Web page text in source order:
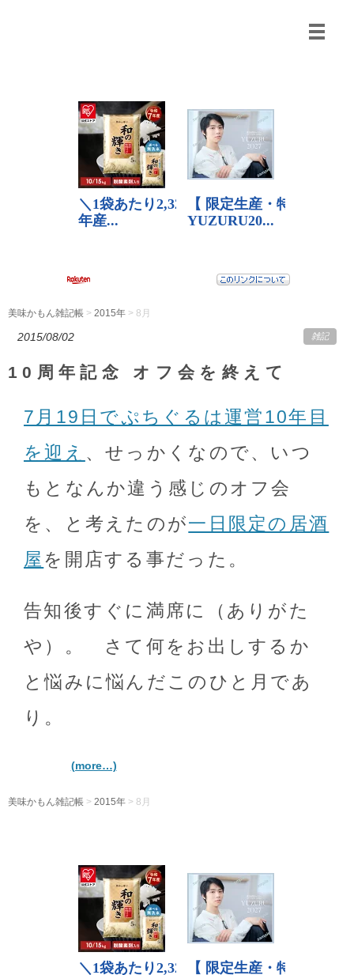
美味かもん雑記帳 > 2015年 > 8月
2015/08/02 雑記
10周年記念 オフ会を終えて
7月19日でぷちぐるは運営10年目
を迎え 、せっかくなので、いつ
もとなんか違う感じのオフ会
を、と考えたのが一日限定の居酒
屋 を開店する事だった。
告知後すぐに満席に（ありがた
や）。 さて何をお出しするか
と悩みに悩んだこのひと月であ
り。
(more…)
美味かもん雑記帳 > 2015年 > 8月